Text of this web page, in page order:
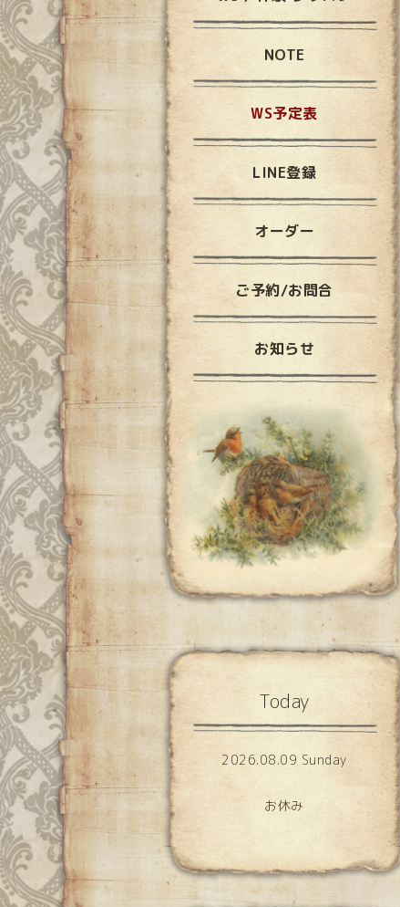
NOTE
WS予定表
LINE登録
オーダー
ご予約/お問合
お知らせ
Today
2026.08.09 Sunday
お休み